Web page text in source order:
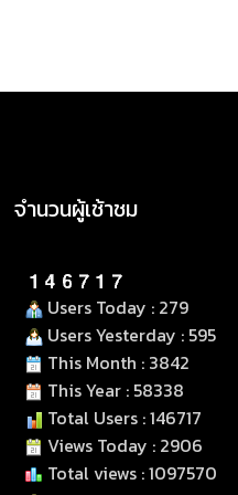
จำนวนผู้เช้าชม
Users Today : 279
Users Yesterday : 595
This Month : 3842
This Year : 58338
Total Users : 146717
Views Today : 2906
Total views : 1097570